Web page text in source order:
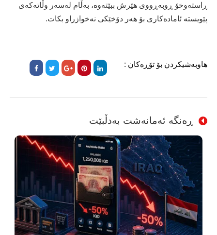
ڕاستەوخۆ ڕوبەڕووی هێرش ببێتەوە، بەڵام لەسەر وڵاتەکەی
پێویستە ئامادەکاری بۆ هەر دۆخێکی نەخوازراو بکات.
هاوبەشیکردن بۆ تۆڕەکان :
ڕەنگە ئەمانەشت بەدڵبێت